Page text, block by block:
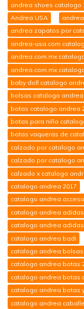
andrea shoes catalogo
Andrea USA
andrea zapatos por
andrea-usa.com
andrea.com.mx
andrea.com.mx
baby doll catalogo
bolsas catalogo andrea
botas catalogo andrea
botas para niña
botas vaqueras de
calzado por catalogo
calzado por catalogo
calzado x catalogo
catalogo andrea 2017
catalogo andrea
catalogo andrea adidas
catalogo andrea
catalogo andrea badi
catalogo andrea bolsas
catalogo andrea botas
catalogo andrea botas
catalogo andrea botas
catalogo andrea